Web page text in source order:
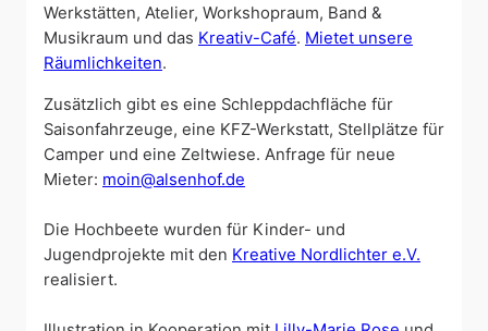
Werkstätten, Atelier, Workshopraum, Band &
Musikraum und das Kreativ-Café. Mietet unsere
Räumlichkeiten.
Zusätzlich gibt es eine Schleppdachfläche für
Saisonfahrzeuge, eine KFZ-Werkstatt, Stellplätze für
Camper und eine Zeltwiese. Anfrage für neue
Mieter: moin@alsenhof.de
Die Hochbeete wurden für Kinder- und
Jugendprojekte mit den Kreative Nordlichter e.V.
realisiert.